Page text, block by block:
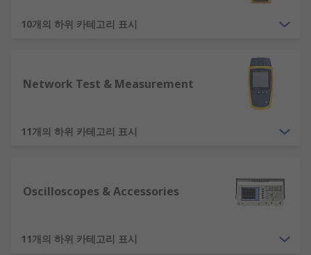
component
capacitance of a component
magnetic fields
Oscilloscopesandfrequency counters-
used to produce signals and then measure
LCR meter - measures the inductance,
10개의 하위 카테고리 표시
Network Test & Measurement
11개의 하위 카테고리 표시
Oscilloscopes & Accessories
11개의 하위 카테고리 표시